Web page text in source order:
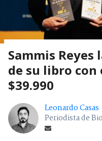
Sammis
de su libro con
$39.990
Leonardo Casas
Periodista de